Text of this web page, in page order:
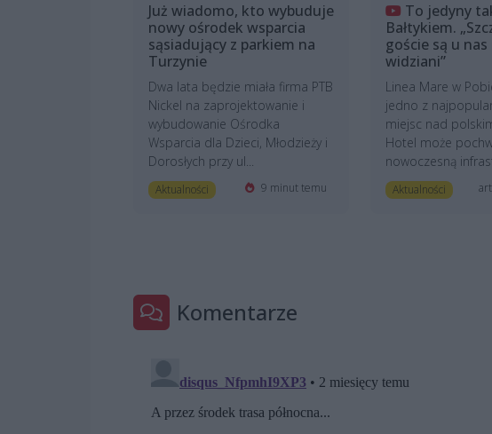
Już wiadomo, kto wybuduje
nowy ośrodek wsparcia
sąsiadujący z parkiem na
Turzynie
Dwa lata będzie miała firma PTB
Nickel na zaprojektowanie i
wybudowanie Ośrodka
Wsparcia dla Dzieci, Młodzieży i
Dorosłych przy ul...
Aktualności 9 minut temu
To jedyny
Bałtykiem.
goście są u
widziani”
Linea Mare w
jedno z
miejsc nad
Hotel może
nowoczesną
Aktualności
Komentarze